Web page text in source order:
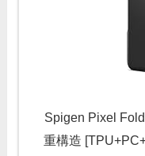
Spigen Pixel
重構造